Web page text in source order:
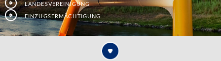
Landesvereinigung
Einzugsermächtigung